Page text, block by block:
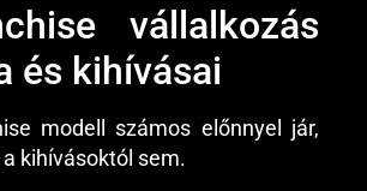
vállalkozás
és kihívásai
modell számos előnnyel jár,
kihívásoktól sem.